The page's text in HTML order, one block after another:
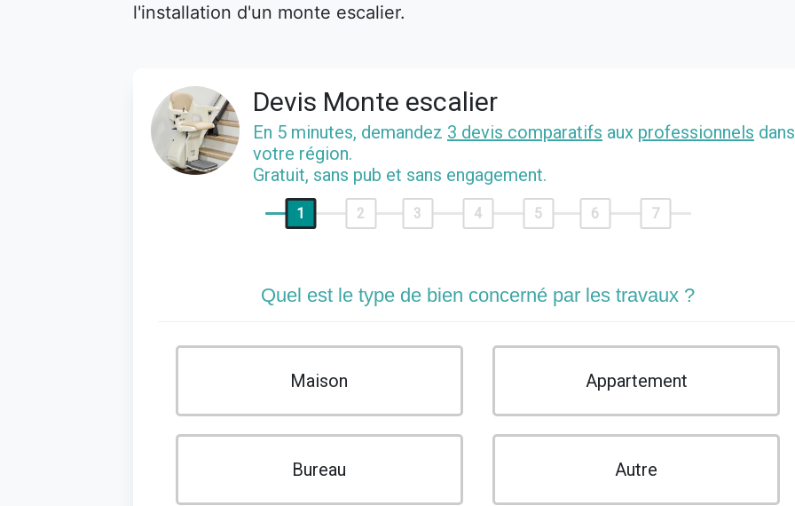
l'installation d'un monte escalier.
Devis Monte escalier
En 5 minutes, demandez 3 devis comparatifs aux professionnels dans
votre région.
Gratuit, sans pub et sans engagement.
1 2 3 4 5 6 7
Quel est le type de bien concerné par les travaux ?
Maison Appartement
Bureau Autre